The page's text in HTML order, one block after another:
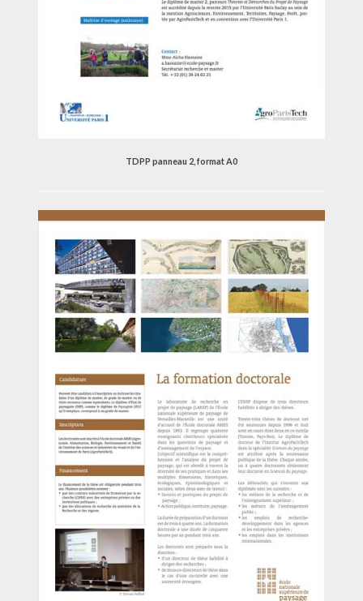
TDPP panneau 2, format A0